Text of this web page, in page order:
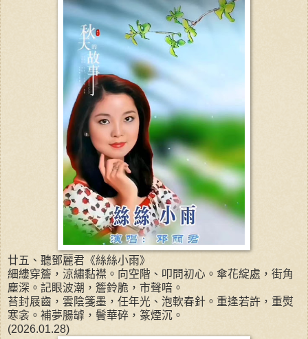
廿五、聽鄧麗君《絲絲小雨》
細縷穿簷，涼繡黏襟。向空階、叩問初心。傘花綻處，街角
塵深。記眼波潮，簷鈴脆，市聲喑。
苔封屐齒，雲陰箋墨，任年光、泡軟春針。重逢若許，重熨
寒衾。補夢腸罅，鬢華碎，篆煙沉。
(2026.01.28)